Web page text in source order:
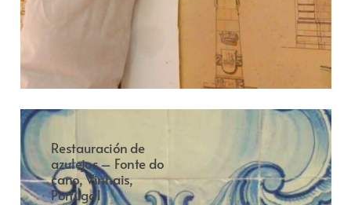
Restauración de
azulejos – Fonte do
cano, Vinhais,
Portugal